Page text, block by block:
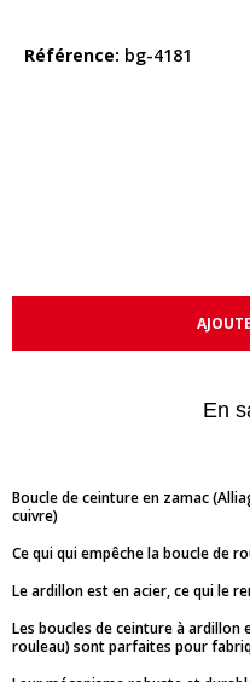
Référence bg-4181
En
Boucle de ceinture en zamac
cuivre)
Ce qui qui empêche la boucle de
Le ardillon est en acier, ce qui le
Les boucles de ceinture à ardillon
rouleau) sont parfaites pour